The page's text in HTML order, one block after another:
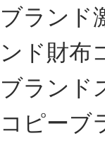
ブランド
ンド財布
ブランド
コピーブ